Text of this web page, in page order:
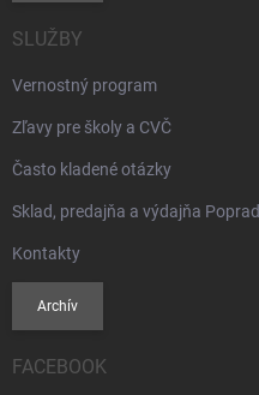
SLUŽBY
Vernostný program
Zľavy pre školy a CVČ
Často kladené otázky
Sklad, predajňa a výdajňa Poprad
Kontakty
Archív
FACEBOOK